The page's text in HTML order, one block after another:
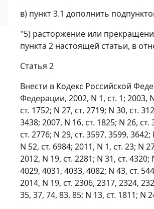
в) пункт 3.1 дополнить
"5) расторжение или
пункта 2 настоящей статьи, в
Статья 2
Внести в Кодекс Российской
Федерации, 2002, N 1, ст. 1; 2003,
ст. 1752; N 27, ст. 2719; N 30, ст.
3438; 2007, N 16, ст. 1825; N 26,
ст. 2776; N 29, ст. 3597, 3599,
N 52, ст. 6984; 2011, N 1, ст. 23; N
2012, N 19, ст. 2281; N 31, ст. 4320;
4029, 4031, 4033, 4082; N 43, ст.
2014, N 19, ст. 2306, 2317, 2324,
35, 37, 74, 83, 85; N 13, ст. 1811;